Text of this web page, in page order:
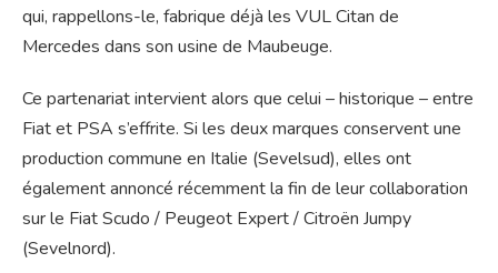
qui, rappellons-le, fabrique déjà les VUL Citan de
Mercedes dans son usine de Maubeuge.
Ce partenariat intervient alors que celui – historique – entre
Fiat et PSA s’effrite. Si les deux marques conservent une
production commune en Italie (Sevelsud), elles ont
également annoncé récemment la fin de leur collaboration
sur le Fiat Scudo / Peugeot Expert / Citroën Jumpy
(Sevelnord).